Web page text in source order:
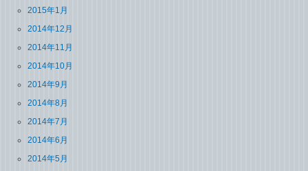
2015年1月
2014年12月
2014年11月
2014年10月
2014年9月
2014年8月
2014年7月
2014年6月
2014年5月